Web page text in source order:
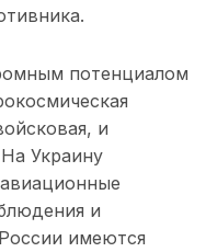
потенциалом
и
Украину
и
имеются